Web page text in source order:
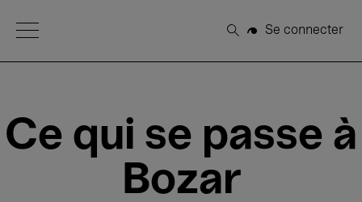
Open Menu
Rechercher
Se connecter
Ce qui se passe à
Bozar